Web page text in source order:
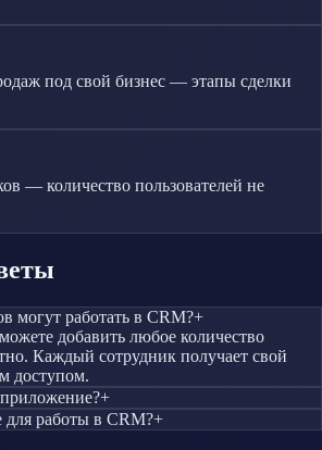
под свой бизнес — этапы сделки
— количество пользователей не
могут работать в CRM?+
добавить любое количество
Каждый сотрудник получает свой
доступом.
+
работы в CRM?+